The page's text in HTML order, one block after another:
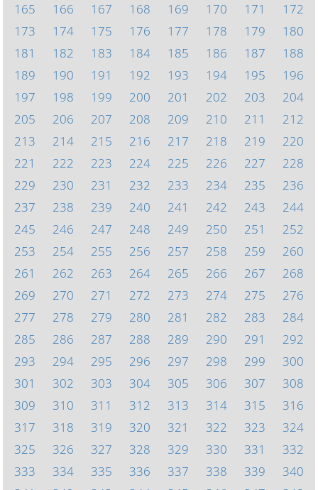
165
166 167 168 169 170 171
172
173
174 175 176 177 178 179
180
181
182 183 184 185 186 187
188
189
190 191 192 193 194 195
196
197
198 199 200 201 202 203
204
205
206 207 208 209 210 211
212
213
214 215 216 217 218 219
220
221
222 223 224 225 226 227
228
229
230 231 232 233 234 235
236
237
238 239 240 241 242 243
244
245
246 247 248 249 250 251
252
253
254 255 256 257 258 259
260
261
262 263 264 265 266 267
268
269
270 271 272 273 274 275
276
277
278 279 280 281 282 283
284
285
286 287 288 289 290 291
292
293
294 295 296 297 298 299
300
301
302 303 304 305 306 307
308
309
310 311 312 313 314 315
316
317
318 319 320 321 322 323
324
325
326 327 328 329 330 331
332
333
334 335 336 337 338 339
340